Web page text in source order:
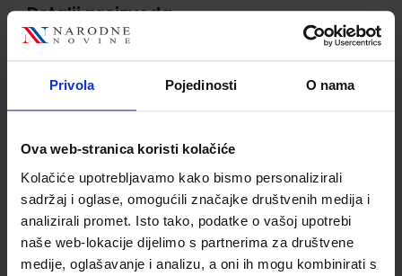
Privola Pojedinosti O nama
Ova web-stranica koristi kolačiće
Kolačiće upotrebljavamo kako bismo personalizirali
sadržaj i oglase, omogućili značajke društvenih medija i
analizirali promet. Isto tako, podatke o vašoj upotrebi
naše web-lokacije dijelimo s partnerima za društvene
medije, oglašavanje i analizu, a oni ih mogu kombinirati s
Detalji proizvoda
Šifra proizvoda